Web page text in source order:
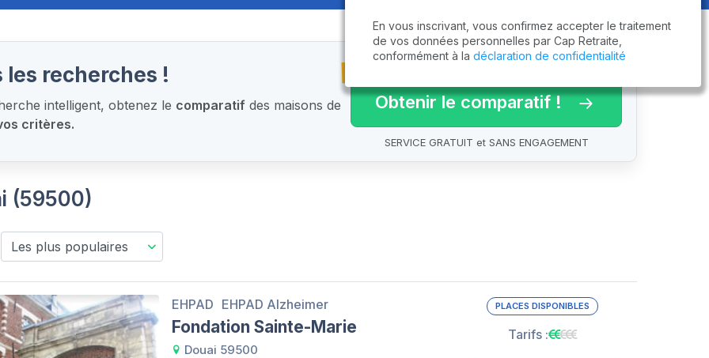
recherches !
intelligent, obtenez le comparatifdes maisons de
critères.
Obtenir le comparatif !
SERVICE GRATUIT et SANS ENGAGEMENT
(59500)
EHPAD EHPAD Alzheimer
Fondation Sainte-Marie
Douai 59500
PLACES DISPONIBLES
Tarifs :
En vous inscrivant, vous confirmez accepter le traitement
de vos données personnelles par Cap Retraite,
conformément à la déclaration de confidentialité